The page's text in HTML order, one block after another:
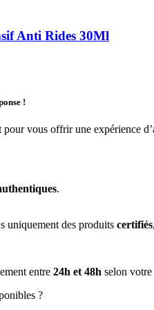
Anti Rides 30Ml
!
pour vous offrir une expérience
.
uniquement des produits certifiés
entre 24h et 48h selon
?